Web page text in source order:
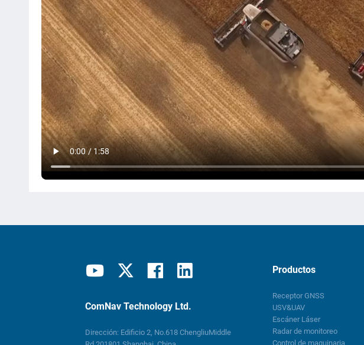
ComNav Technology Ltd.
Dirección: Edificio 2, No.618 ChengliuMiddle
Productos
Receptor GNSS
USV&UAV
Escáner Láser
Radar de monitoreo
Control de maquinaria